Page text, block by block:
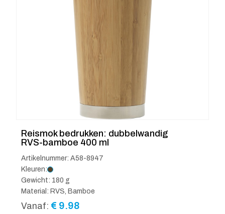
Reismok bedrukken: dubbelwandig
RVS-bamboe 400 ml
Artikelnummer: A58-8947
Kleuren:
Gewicht: 180 g
Material: RVS, Bamboe
Vanaf: € 9.98